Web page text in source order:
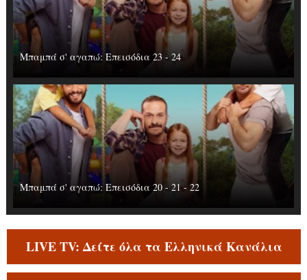
Μπαμπά σ' αγαπώ: Επεισόδια 23 - 24
Μπαμπά σ' αγαπώ: Επεισόδια 20 - 21 - 22
LIVE TV: Δείτε όλα τα Ελληνικά Κανάλια